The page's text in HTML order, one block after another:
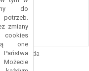
do
zmiany
cookies
one
Możecie
Nowa Ruda
Sp. z o.o.